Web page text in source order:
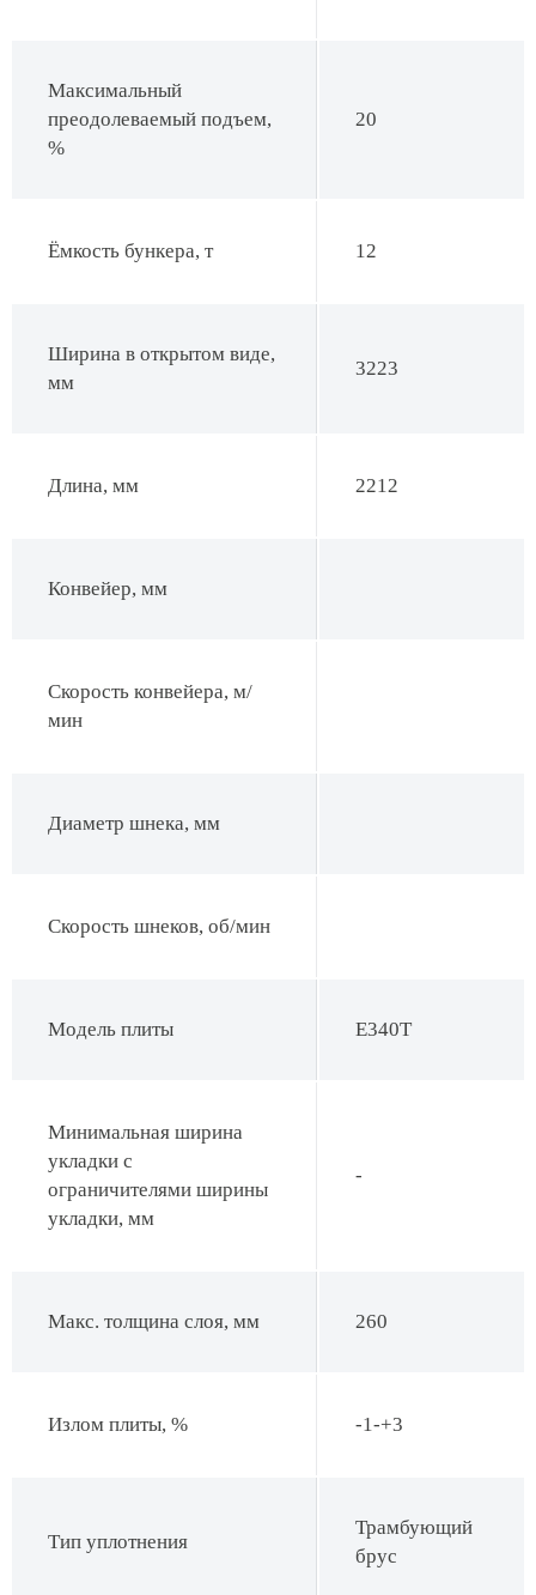
Максимальный
преодолеваемый подъем,
%
20
Ёмкость бункера, т 12
Ширина в открытом виде,
мм
3223
Длина, мм 2212
Конвейер, мм
Скорость конвейера, м/
мин
Диаметр шнека, мм
Скорость шнеков, об/мин
Модель плиты E340T
Минимальная ширина
укладки с
ограничителями ширины
укладки, мм
-
Макс. толщина слоя, мм 260
Излом плиты, % -1-+3
Тип уплотнения
Трамбующий
брус